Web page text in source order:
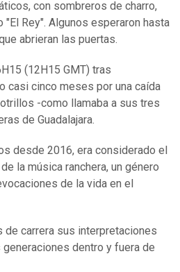
con sombreros de charro,
Rey". Algunos esperaron hasta
abrieran las puertas.
(12H15 GMT) tras
casi cinco meses por una caída
-como llamaba a sus tres
de Guadalajara.
desde 2016, era considerado el
la música ranchera, un género
de la vida en el
de carrera sus interpretaciones
generaciones dentro y fuera de